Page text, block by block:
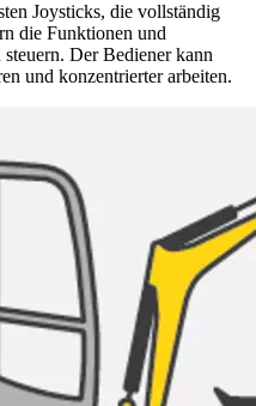
Joysticks, die vollständig
die Funktionen und
Der Bediener kann
und konzentrierter arbeiten.